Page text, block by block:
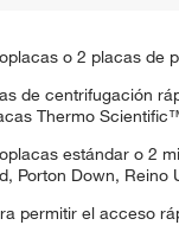
o 2 placas de
de centrifugación
Thermo
estándar o 2
Porton Down, Reino
permitir el acceso